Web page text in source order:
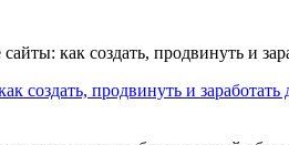
создать, продвинуть и